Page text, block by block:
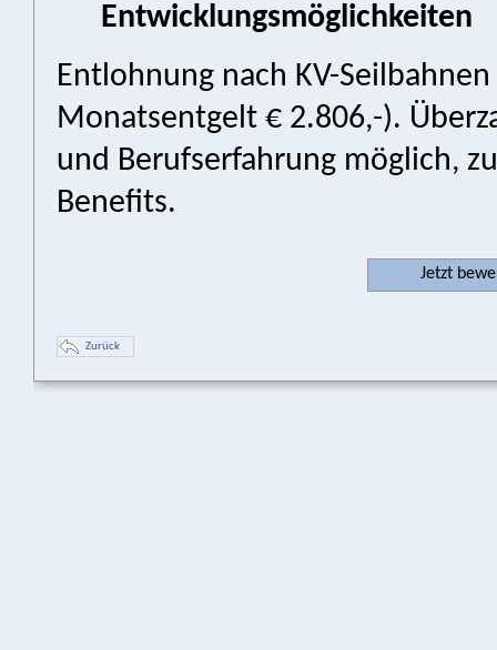
Entwicklungsmöglichkeiten
Entlohnung nach KV-
Monatsentgelt € 2.806,-).
und Berufserfahrung möglich,
Benefits.
Jetzt
Zurück